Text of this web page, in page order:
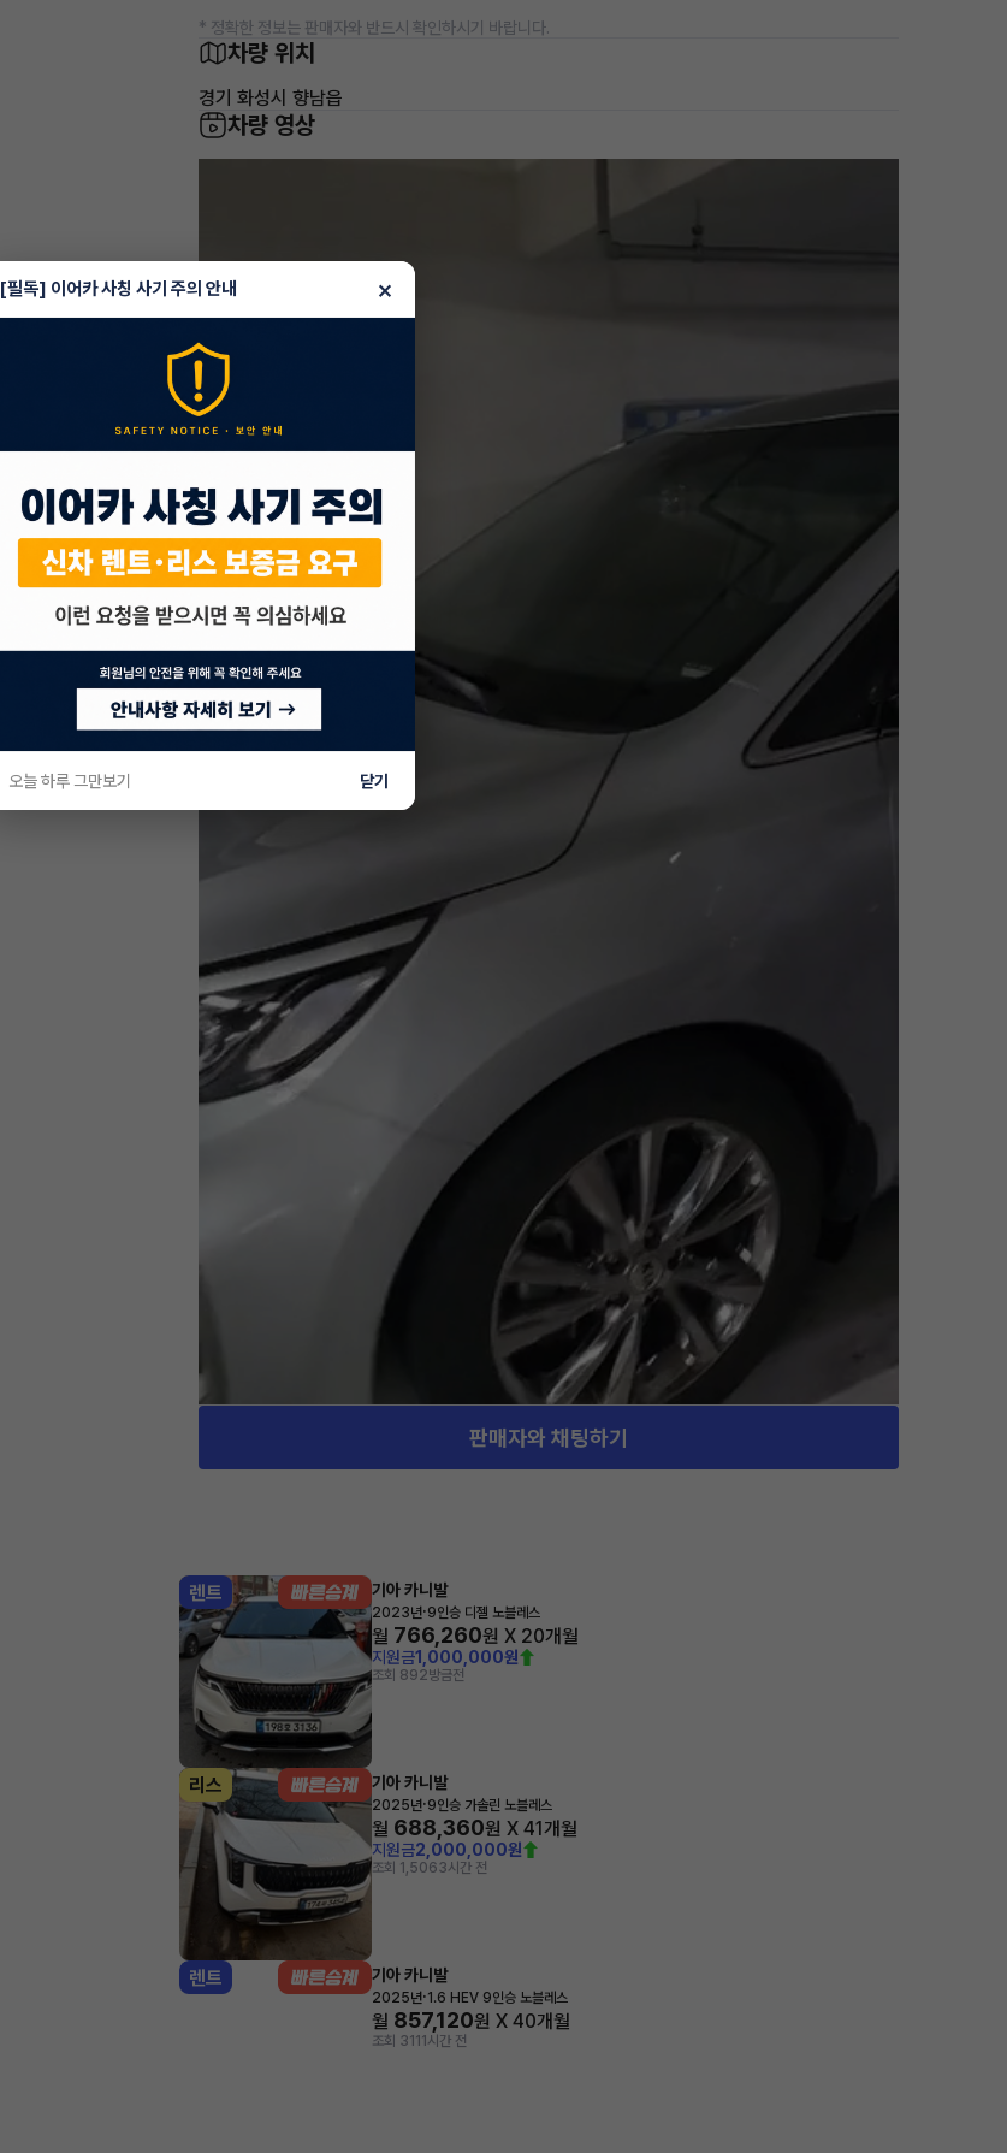
* 정확한 정보는 판매자와 반드시 확인하시기 바랍니다.
차량 위치
경기 화성시 향남읍
차량 영상
판매자와 채팅하기
렌트 기아 카니발
2023년·9인승 디젤 노블레스
월 766,260원 X 20개월
지원금1,000,000원
조회 892방금전
리스 기아 카니발
2025년·9인승 가솔린 노블레스
월 688,360원 X 41개월
지원금2,000,000원
조회 1,5063시간 전
렌트 기아 카니발
2025년·1.6 HEV 9인승 노블레스
월 857,120원 X 40개월
조회 3111시간 전
[필독] 이어카 사칭 사기 주의 안내 ×
오늘 하루 그만보기 닫기